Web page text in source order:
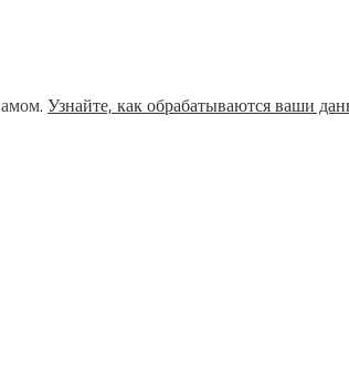
Узнайте, как обрабатываются ваши